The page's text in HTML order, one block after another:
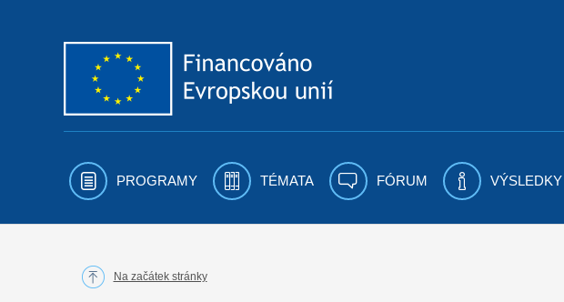
PROGRAMY TÉMATA FÓRUM VÝSLEDKY
Na začátek stránky